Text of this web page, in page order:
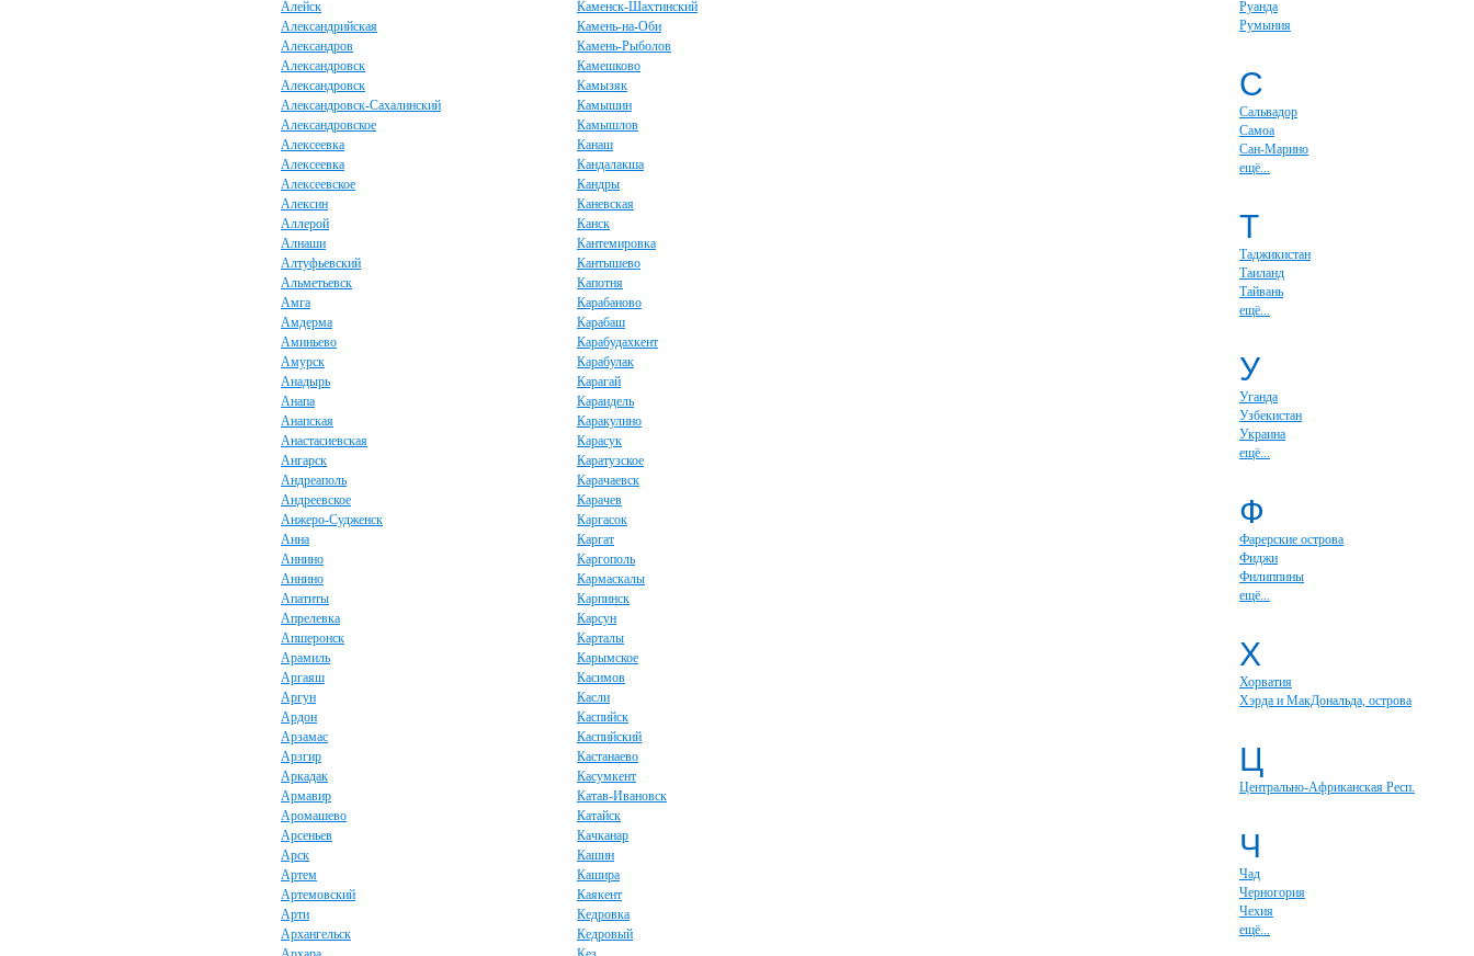
Алейск
Александрийская
Александров
Александровск
Александровск
Александровск-Сахалинский
Александровское
Алексеевка
Алексеевка
Алексеевское
Алексин
Аллерой
Алнаши
Алтуфьевский
Альметьевск
Амга
Амдерма
Аминьево
Амурск
Анадырь
Анапа
Анапская
Анастасиевская
Ангарск
Андреаполь
Андреевское
Анжеро-Судженск
Анна
Аннино
Аннино
Апатиты
Апрелевка
Апшеронск
Арамиль
Аргаяш
Аргун
Ардон
Арзамас
Арзгир
Аркадак
Армавир
Аромашево
Арсеньев
Арск
Артем
Артемовский
Арти
Архангельск
Каменск-Шахтинский
Камень-на-Оби
Камень-Рыболов
Камешково
Камызяк
Камышин
Камышлов
Канаш
Кандалакша
Кандры
Каневская
Канск
Кантемировка
Кантышево
Капотня
Карабаново
Карабаш
Карабудахкент
Карабулак
Карагай
Караидель
Каракулино
Карасук
Каратузское
Карачаевск
Карачев
Каргасок
Каргат
Каргополь
Кармаскалы
Карпинск
Карсун
Карталы
Карымское
Касимов
Касли
Каспийск
Каспийский
Кастанаево
Касумкент
Катав-Ивановск
Катайск
Качканар
Кашин
Кашира
Каякент
Кедровка
Кедровый
Руанда
Румыния
С
Сальвадор
Самоа
Сан-Марино
ещё...
Т
Таджикистан
Таиланд
Тайвань
ещё...
У
Уганда
Узбекистан
Украина
ещё...
Ф
Фарерские острова
Фиджи
Филиппины
ещё...
Х
Хорватия
Хэрда и МакДональда, острова
Ц
Центрально-Африканская Респ.
Ч
Чад
Черногория
Чехия
ещё...